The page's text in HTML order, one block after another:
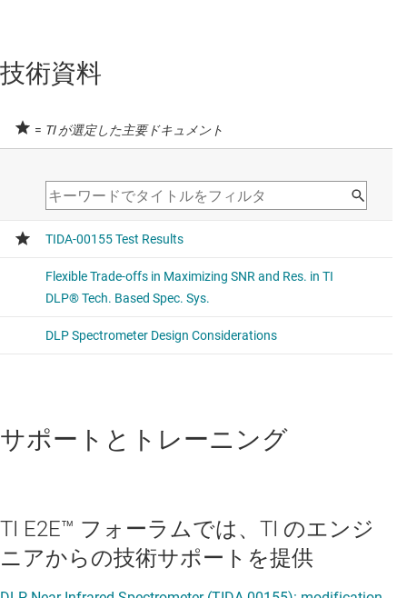
デルタ シグマ ADC
高精度オペアンプ (VOS が 1MV 未満)
OPA2376—デュアル、高精度、低ノイズ、低静
止電流オペアンプ
データシート: PDF HTML
技術資料
= TI が選定した主要ドキュメント
サポートとトレーニング
TI E2E™ フォーラムでは、TI のエンジ
ニアからの技術サポートを提供